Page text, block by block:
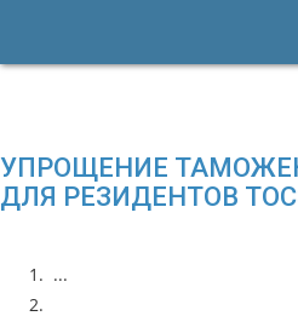
УПРОЩЕНИЕ
ДЛЯ РЕЗИДЕНТОВ
...